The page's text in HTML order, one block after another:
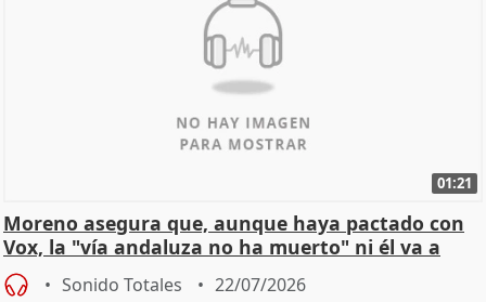
01:21
Moreno asegura que, aunque haya pactado con
Vox, la "vía andaluza no ha muerto" ni él va a
"cambiar"
Sonido Totales 22/07/2026